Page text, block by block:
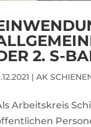
2. S-
|AK
Arbeitskreis